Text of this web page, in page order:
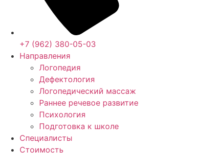
+7 (962) 380-05-03
Направления
Логопедия
Дефектология
Логопедический массаж
Раннее речевое развитие
Психология
Подготовка к школе
Специалисты
Стоимость